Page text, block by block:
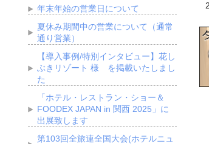
年末年始の営業日について
夏休み期間中の営業について（通常
通り営業）
【導入事例/特別インタビュー】花し
ぶきリゾート 様 を掲載いたしまし
た
「ホテル・レストラン・ショー＆
FOODEX JAPAN in 関西 2025」に
出展致します
第103回全旅連全国大会(ホテルニュ